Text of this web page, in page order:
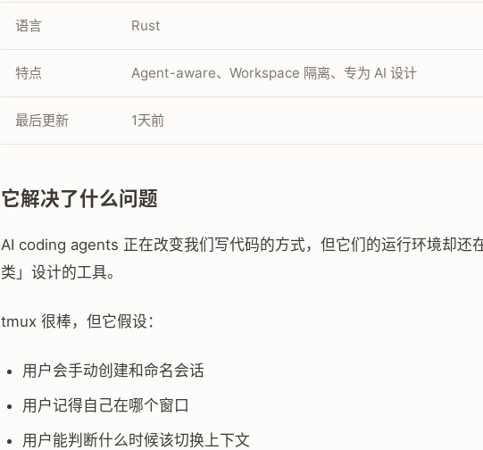
语言 Rust
特点 Agent-aware、Workspace 隔离、专为 AI 设计
最后更新 1天前
它解决了什么问题
AI coding agents 正在改变我们写代码的方式，但它们的运行环境却还
类」设计的工具。
tmux 很棒，但它假设：
用户会手动创建和命名会话
用户记得自己在哪个窗口
用户能判断什么时候该切换上下文